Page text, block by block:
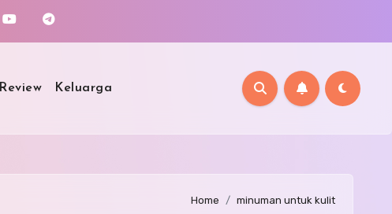
Review Keluarga
Home minuman untuk kulit